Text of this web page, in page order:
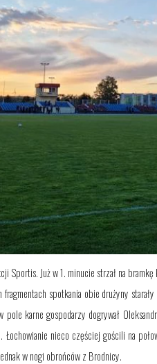
Sportis. Już w 1. minucie strzał na
spotkania obie drużyny
karne gospodarzy dogrywał
nieco częściej gościli na
w nogi obrońców z Brodnicy.